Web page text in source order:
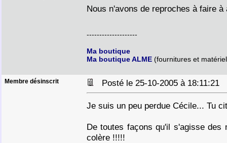
Nous n'avons de reproches à faire
--------------------
Ma boutique
Ma boutique ALME (fournitures et
Membre désinscrit Posté le 25-10-2005 à 18:11:21
Je suis un peu perdue Cécile... Tu
De toutes façons qu'il s'agisse
colère !!!!!